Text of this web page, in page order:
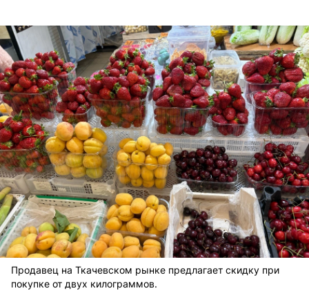
Продавец на Ткачевском рынке предлагает скидку при
покупке от двух килограммов.